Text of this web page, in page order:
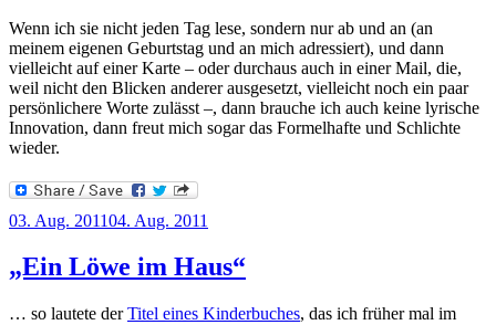
Wenn ich sie nicht jeden Tag lese, sondern nur ab und an (an
meinem eigenen Geburtstag und an mich adressiert), und dann
vielleicht auf einer Karte – oder durchaus auch in einer Mail, die,
weil nicht den Blicken anderer ausgesetzt, vielleicht noch ein paar
persönlichere Worte zulässt –, dann brauche ich auch keine lyrische
Innovation, dann freut mich sogar das Formelhafte und Schlichte
wieder.
Veröffentlicht
03. Aug. 201104. Aug. 2011
„Ein Löwe im Haus“
… so lautete derTitel eines Kinderbuches, das ich früher mal im